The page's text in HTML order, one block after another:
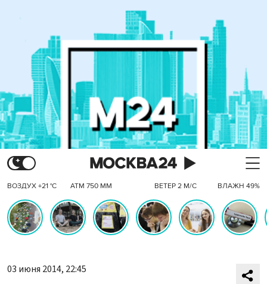
ВОЗДУХ +21 °C АТМ 750 ММ ВЕТЕР 2 М/С ВЛАЖН 49%
03 июня 2014, 22:45